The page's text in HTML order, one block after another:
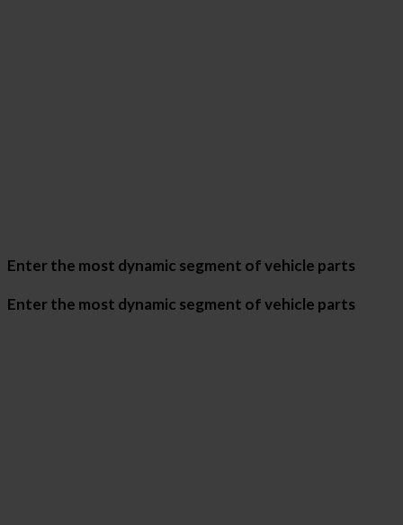
Enter the most dynamic segment of vehicle parts
Enter the most dynamic segment of vehicle parts